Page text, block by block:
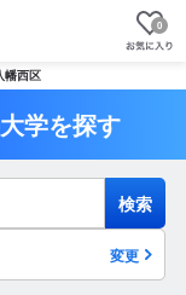
0
幡西区
学を探す
検索
変更